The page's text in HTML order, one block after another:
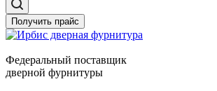
Получить прайс
Федеральный поставщик
дверной фурнитуры